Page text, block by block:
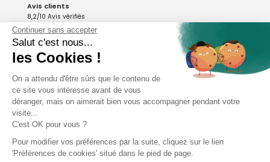
Avis clients
8,2/10 Avis vérifiés
L'Appli Phox
A propos de Phox
Services et garanties
Continuer sans accepter
Salut c'est nous...
les Cookies !
On a attendu d'être sûrs que le contenu de
ce site vous intéresse avant de vous
déranger, mais on aimerait bien vous accompagner pendant votre
visite...
C'est OK pour vous ?
Pour modifier vos préférences par la suite, cliquez sur le lien
'Préférences de cookies' situé dans le pied de page.